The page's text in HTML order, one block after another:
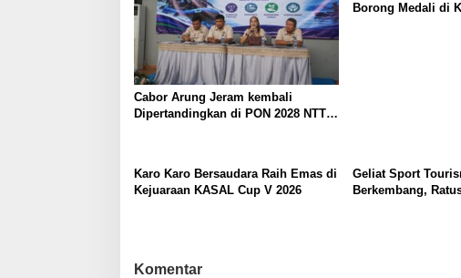
s
i
p
o
s
Cabor Arung Jeram kembali
Dipertandingkan di PON 2028 NTT,
Borong Medali di
Karo Karo Bersaudara Raih Emas di
Kejuaraan KASAL Cup V 2026
Geliat Sport
Berkembang,
Komentar